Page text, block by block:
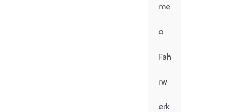
me
o
Fah
rw
erk